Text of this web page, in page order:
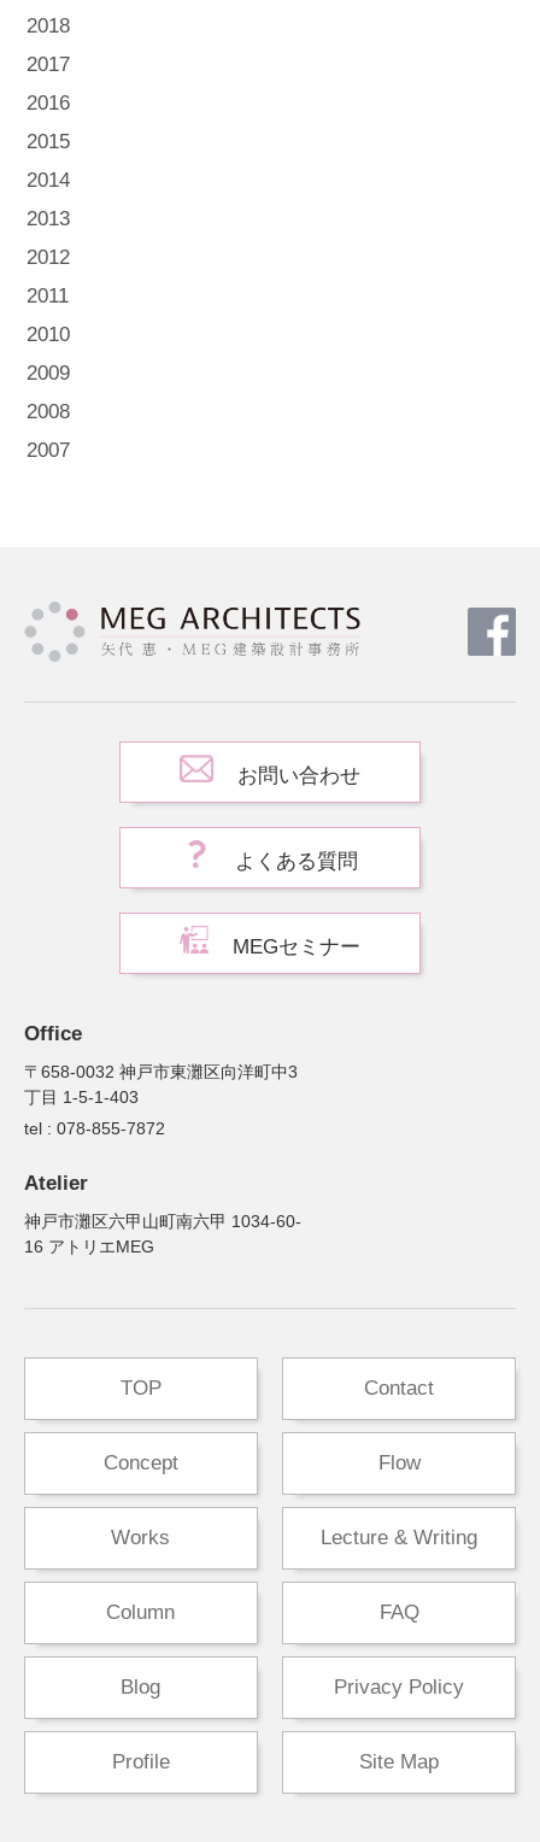
2018
2017
2016
2015
2014
2013
2012
2011
2010
2009
2008
2007
お問い合わせ
よくある質問
MEGセミナー
Office
〒658-0032 神戸市東灘区向洋町中3
丁目 1-5-1-403
tel : 078-855-7872
Atelier
神戸市灘区六甲山町南六甲 1034-60-
16 アトリエMEG
TOP
Concept
Works
Column
Blog
Profile
Contact
Flow
Lecture & Writing
FAQ
Privacy Policy
Site Map